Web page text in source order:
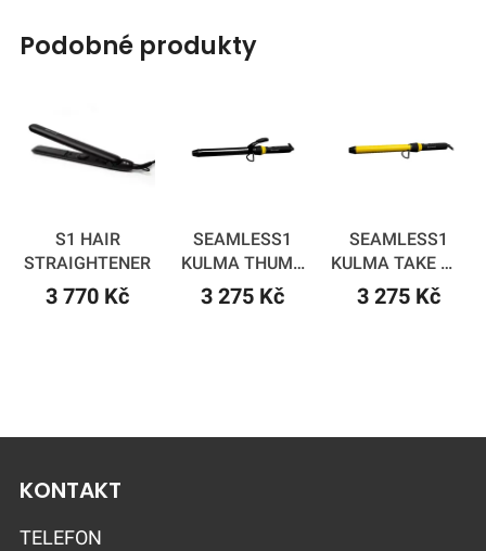
podobné produkty
S1 HAIR
STRAIGHTENER
3 770 Kč
SEAMLESS1
KULMA THUMB
HANDLE - LARGE
3 275 Kč
SEAMLESS1
KULMA TAKE ME
HOME - LARGE
3 275 Kč
KONTAKT
TELEFON